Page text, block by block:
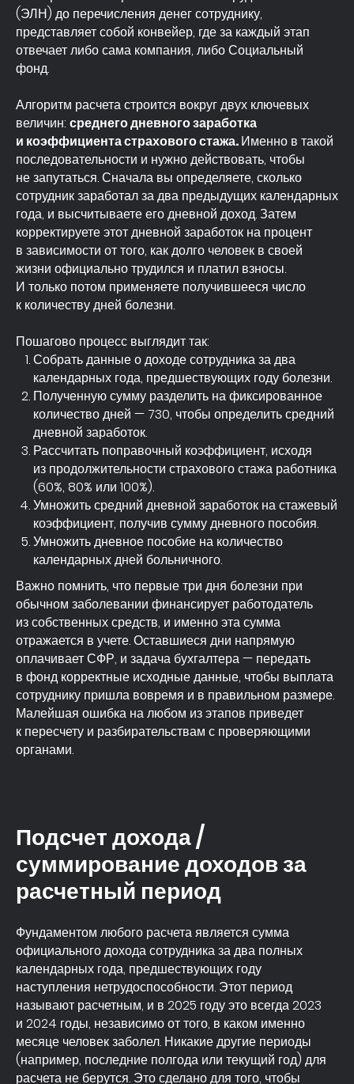
(ЭЛН) до перечисления денег сотруднику,
представляет собой конвейер, где за каждый этап
отвечает либо сама компания, либо Социальный
фонд.
Алгоритм расчета строится вокруг двух ключевых
величин: среднего дневного заработка
и коэффициента страхового стажа.Именно в такой
последовательности и нужно действовать, чтобы
не запутаться. Сначала вы определяете, сколько
сотрудник заработал за два предыдущих календарных
года, и высчитываете его дневной доход. Затем
корректируете этот дневной заработок на процент
в зависимости от того, как долго человек в своей
жизни официально трудился и платил взносы.
И только потом применяете получившееся число
к количеству дней болезни.
Пошагово процесс выглядит так:
Собрать данные о доходе сотрудника за два
календарных года, предшествующих году болезни.
Полученную сумму разделить на фиксированное
количество дней — 730, чтобы определить средний
дневной заработок.
Рассчитать поправочный коэффициент, исходя
из продолжительности страхового стажа работника
(60%, 80% или 100%).
Умножить средний дневной заработок на стажевый
коэффициент, получив сумму дневного пособия.
Умножить дневное пособие на количество
календарных дней больничного.
Важно помнить, что первые три дня болезни при
обычном заболевании финансирует работодатель
из собственных средств, и именно эта сумма
отражается в учете. Оставшиеся дни напрямую
оплачивает СФР, и задача бухгалтера — передать
в фонд корректные исходные данные, чтобы выплата
сотруднику пришла вовремя и в правильном размере.
Малейшая ошибка на любом из этапов приведет
к пересчету и разбирательствам с проверяющими
органами.
Подсчет дохода /
суммирование доходов за
расчетный период
Фундаментом любого расчета является сумма
официального дохода сотрудника за два полных
календарных года, предшествующих году
наступления нетрудоспособности. Этот период
называют расчетным, и в 2025 году это всегда 2023
и 2024 годы, независимо от того, в каком именно
месяце человек заболел. Никакие другие периоды
(например, последние полгода или текущий год) для
расчета не берутся. Это сделано для того, чтобы